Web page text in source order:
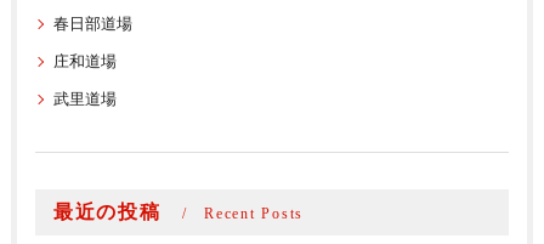
春日部道場
庄和道場
武里道場
最近の投稿 Recent Posts